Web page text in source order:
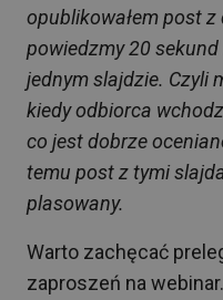
opublikowałem post
powiedzmy 20
jednym slajdzie. Czyli
kiedy odbiorca
co jest dobrze
temu post z tymi
plasowany.
Warto zachęcać
zaproszeń na